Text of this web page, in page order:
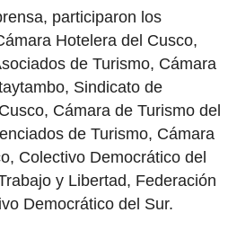
participaron los
Hotelera del Cusco,
de Turismo, Cámara
Sindicato de
Cámara de Turismo del
de Turismo, Cámara
Colectivo Democrático del
y Libertad, Federación
Democrático del Sur.